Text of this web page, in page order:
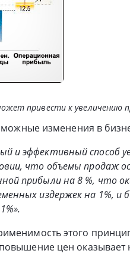
привести к увеличению
изменения в
и эффективный способ
что объемы продаж
прибыли на 8 %, что
издержек на 1%, и
этого
цен оказывает